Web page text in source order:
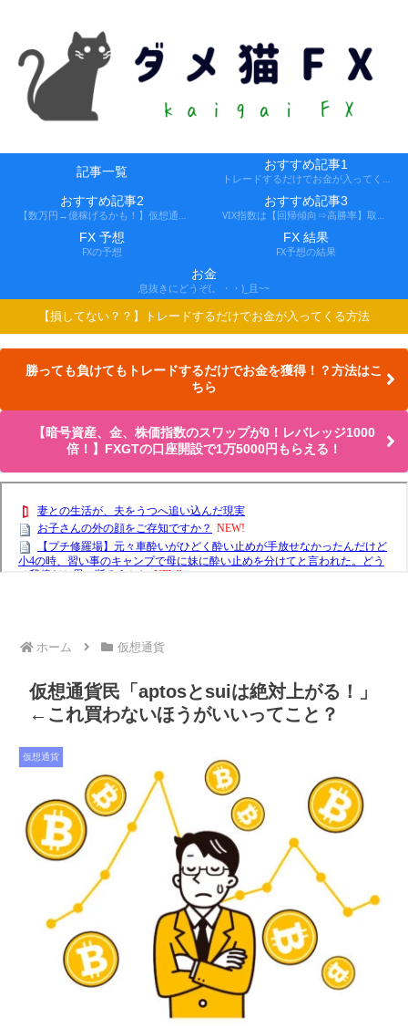
記事一覧 おすすめ記事1
おすすめ記事2 おすすめ記事3
FX 予想
FXの予想
FX 結果
FX予想の結果
お金
息抜きにどうぞ(。・・)_且~~
【損してない？？】トレードするだけでお金が入ってくる方法
勝っても負けてもトレードするだけでお金を獲得！？方法はこ
ちら
【暗号資産、金、株価指数のスワップが0！レバレッジ1000
倍！】FXGTの口座開設で1万5000円もらえる！
ホーム 仮想通貨
仮想通貨民「aptosとsuiは絶対上がる！」
←これ買わないほうがいいってこと？
仮想通貨